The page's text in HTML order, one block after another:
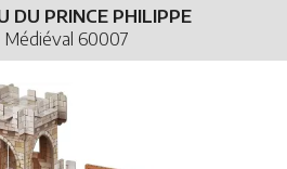
DU PRINCE PHILIPPE
Médiéval 60007